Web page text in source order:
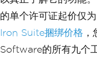
}
的单个许可证起价仅为
Iron Suite捆绑价格
Software的所有九个